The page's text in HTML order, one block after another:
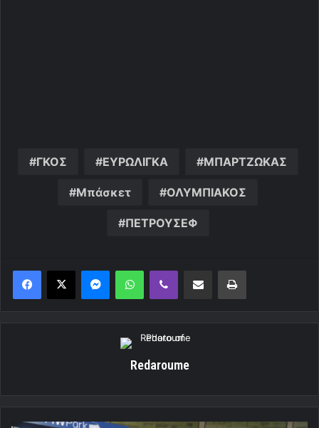
ΓΚΟΣ ΕΥΡΩΛΙΓΚΑ ΜΠΑΡΤΖΩΚΑΣ
Μπάσκετ ΟΛΥΜΠΙΑΚΟΣ
ΠΕΤΡΟΥΣΕΦ
MessengerWhatsAppViber Κοινοποίηση μέσω ηλεκτρονικού ταχυδρομείουΕκτύπωση
Redaroume